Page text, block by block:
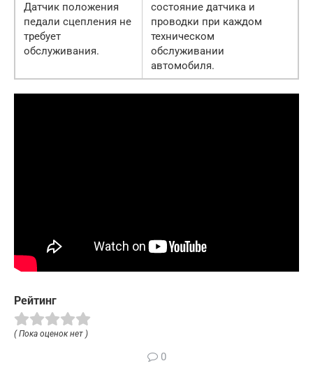
Датчик положения
педали сцепления не
требует
обслуживания.
состояние датчика и
проводки при каждом
техническом
обслуживании
автомобиля.
Рейтинг
( Пока оценок нет )
0